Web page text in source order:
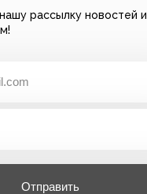
рассылку новостей и
Отправить